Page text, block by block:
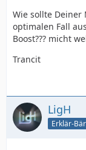
Wie sollte Deiner
optimalen Fall
Boost??? micht
Trancit
LigH
Erklär-Bär